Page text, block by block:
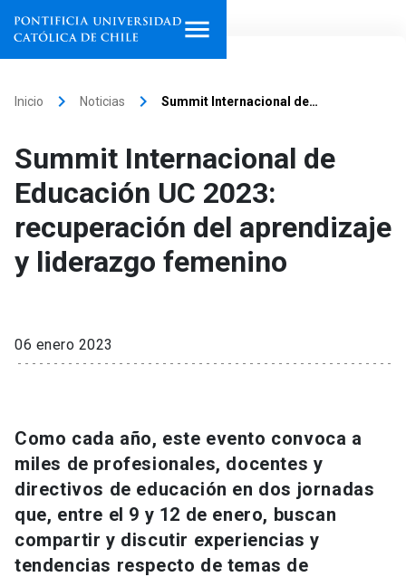
Facultades, escuelas e
institutos
Investigación
Información para keyboard_arrow_down
Futuros estudiantes
Estudiantes
Go to english site launch
ACCESOS DIRECTOS
Inicio keyboard_arrow_right Noticias keyboard_arrow_right Summit Internacional de…
Summit Internacional de
Educación UC 2023:
recuperación del aprendizaje
y liderazgo femenino
06 enero 2023
Como cada año, este evento convoca a
miles de profesionales, docentes y
directivos de educación en dos jornadas
que, entre el 9 y 12 de enero, buscan
compartir y discutir experiencias y
tendencias respecto de temas de